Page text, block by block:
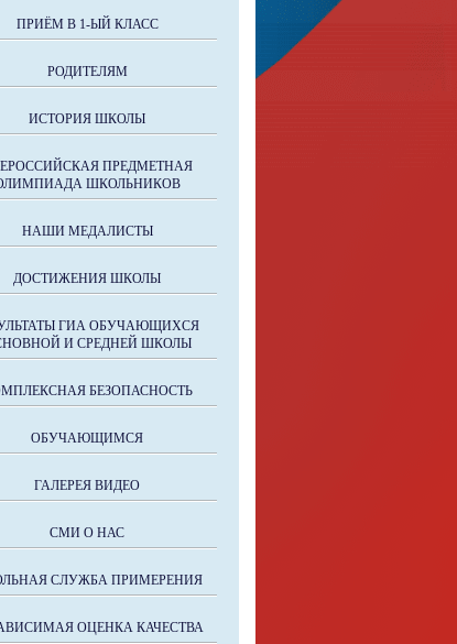
ПРИЁМ В 1-ЫЙ КЛАСС
РОДИТЕЛЯМ
ИСТОРИЯ ШКОЛЫ
ПРЕДМЕТНАЯ
ШКОЛЬНИКОВ
НАШИ МЕДАЛИСТЫ
ДОСТИЖЕНИЯ ШКОЛЫ
ГИА ОБУЧАЮЩИХСЯ
И СРЕДНЕЙ ШКОЛЫ
БЕЗОПАСНОСТЬ
ОБУЧАЮЩИМСЯ
ГАЛЕРЕЯ ВИДЕО
СМИ О НАС
СЛУЖБА ПРИМЕРЕНИЯ
ОЦЕНКА КАЧЕСТВА